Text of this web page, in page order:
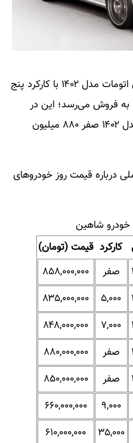
در آگهی‌های بازار خودرو، شاهین اتومات مدل ۱۴۰۲ با کارکرد پنج
تومان به فروش می‌رسد؛ این در
حالی است که شاهین اتومات مدل ۱۴۰۲ صفر ۸۸۰ میلیون
درباره قیمت روز خودروهای
خودرو شاهین
کارکرد قیمت (تومان)
صفر
۸۵۸,۰۰۰,۰۰۰
۵,۰۰۰
۸۳۵,۰۰۰,۰۰۰
۷,۰۰۰
۸۴۸,۰۰۰,۰۰۰
صفر
۸۸۰,۰۰۰,۰۰۰
صفر
۸۵۰,۰۰۰,۰۰۰
۹,۰۰۰
۶۶۰,۰۰۰,۰۰۰
۳۵,۰۰۰
۶۱۰,۰۰۰,۰۰۰